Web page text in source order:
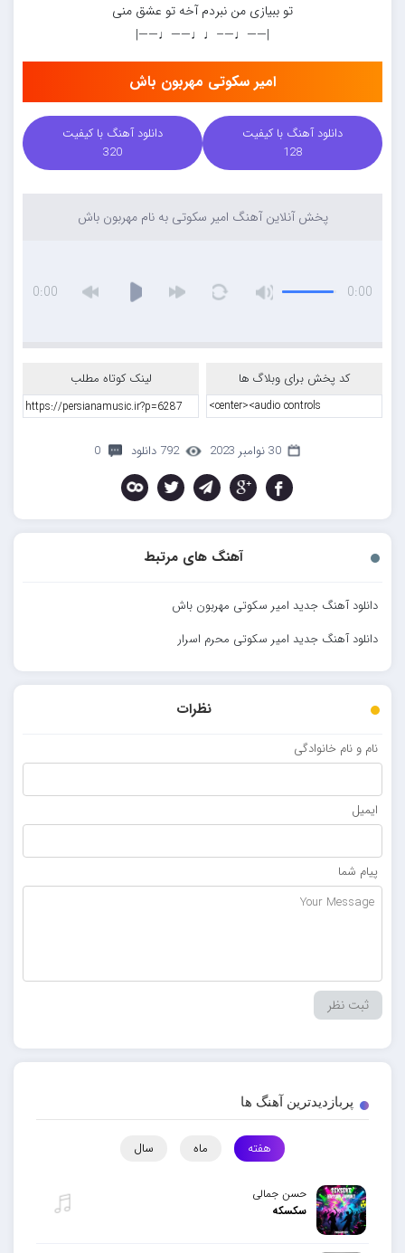
تو ببیازی من نبردم آخه تو عشق منی
|——♩—–♩♩——♩——|
امیر سکوتی مهربون باش
دانلود آهنگ با کیفیت
128
دانلود آهنگ با کیفیت
320
پخش آنلاین آهنگ امیر سکوتی به نام مهربون باش
0:00
0:00
کد پخش برای وبلاگ ها لینک کوتاه مطلب
30 نوامبر 2023 792 دانلود 0
آهنگ های مرتبط
دانلود آهنگ جدید امیر سکوتی مهربون باش
دانلود آهنگ جدید امیر سکوتی محرم اسرار
نظرات
نام و نام خانوادگی
ایمیل
پیام شما
پربازدیدترین آهنگ ها
هفته ماه سال
حسن جمالی
سکسکه